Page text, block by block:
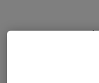
När ni fyller i